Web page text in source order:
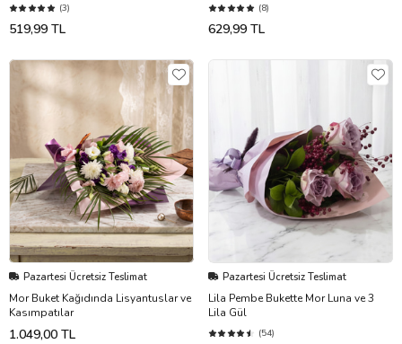
(3)
519,99 TL
(8)
629,99 TL
Pazartesi Ücretsiz Teslimat
Mor Buket Kağıdında Lisyantuslar ve
Kasımpatılar
1.049,00 TL
Pazartesi Ücretsiz Teslimat
Lila Pembe Bukette Mor Luna ve 3
Lila Gül
(54)